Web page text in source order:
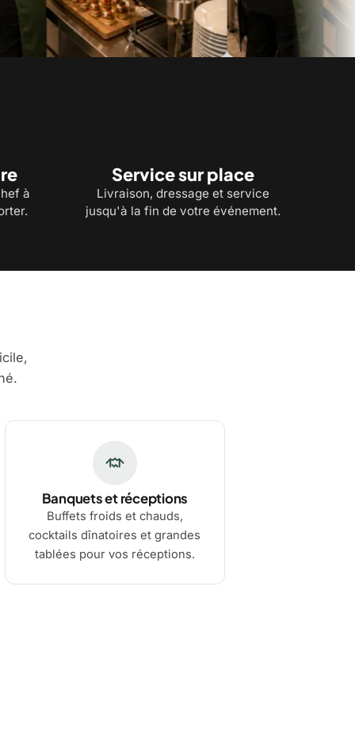
à
Service sur place
Livraison, dressage et service
jusqu'à la fin de votre événement.
Banquets et réceptions
Buffets froids et chauds,
cocktails dînatoires et grandes
tablées pour vos réceptions.